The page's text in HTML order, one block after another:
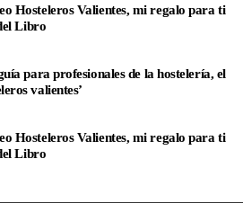
Hosteleros Valientes, mi regalo para ti
Libro
para profesionales de la hostelería, el
valientes’
Hosteleros Valientes, mi regalo para ti
Libro